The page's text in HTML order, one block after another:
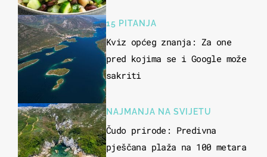
15 PITANJA
Kviz općeg znanja: Za one
pred kojima se i Google može
sakriti
NAJMANJA NA SVIJETU
Čudo prirode: Predivna
pješčana plaža na 100 metara